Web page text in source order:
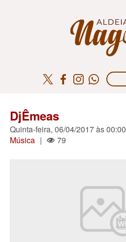
DjÊmeas
Quinta-feira, 06/04/2017 às 00:00
Música | 79